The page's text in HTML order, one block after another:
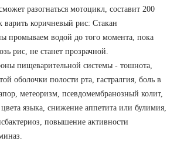
разогнаться мотоцикл, составит 200
варить коричневый рис: Стакан
промываем водой до того момента, пока
рис, не станет прозрачной.
пищеварительной системы - тошнота,
оболочки полости рта, гастралгия, боль в
метеоризм, псевдомембранозный колит,
языка, снижение аппетита или булимия,
повышение активности